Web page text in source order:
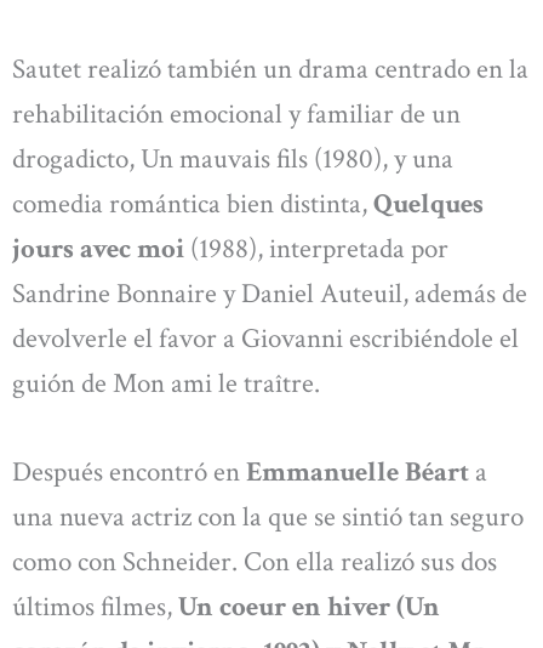
Sautet realizó también un drama centrado en la
rehabilitación emocional y familiar de un
drogadicto, Un mauvais fils (1980), y una
comedia romántica bien distinta,Quelques
jours avec moi (1988), interpretada por
Sandrine Bonnaire y Daniel Auteuil, además de
devolverle el favor a Giovanni escribiéndole el
guión de Mon ami le traître.
Después encontró enEmmanuelle Béart a
una nueva actriz con la que se sintió tan seguro
como con Schneider. Con ella realizó sus dos
últimos filmes,Un coeur en hiver (Un